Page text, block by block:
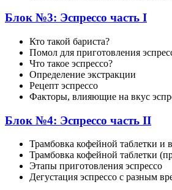
Блок №3: Эспрессо часть I
Кто такой бариста?
Помол для приготовления
Что такое эспрессо?
Определение экстракции
Рецепт эспрессо
Факторы, влияющие на вкус
Блок №4: Эспрессо часть II
Трамбовка кофейной таблетки и
Трамбовка кофейной таблетки
Этапы приготовления эспрессо
Дегустация эспрессо с разным